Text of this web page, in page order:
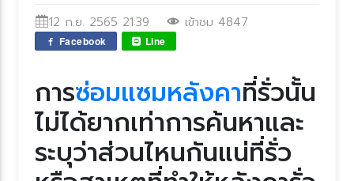
12 ก.ย. 2565 21:39 เข้าชม 4847
Facebook Line
การซ่อมแซมหลังคาที่รั่วนั้น
ไม่ได้ยากเท่าการค้นหาและ
ระบุว่าส่วนไหนกันแน่ที่รั่ว